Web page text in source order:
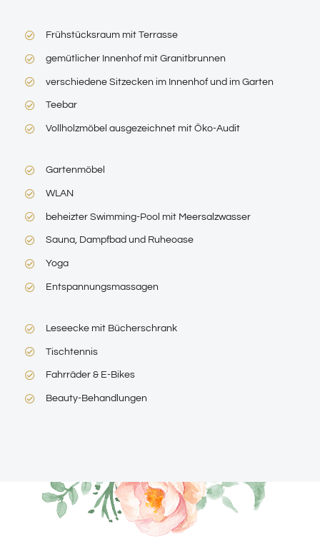
Frühstücksraum mit Terrasse
gemütlicher Innenhof mit Granitbrunnen
verschiedene Sitzecken im Innenhof und im Garten
Teebar
Vollholzmöbel ausgezeichnet mit Öko-Audit
Gartenmöbel
WLAN
beheizter Swimming-Pool mit Meersalzwasser
Sauna, Dampfbad und Ruheoase
Yoga
Entspannungsmassagen
Leseecke mit Bücherschrank
Tischtennis
Fahrräder & E-Bikes
Beauty-Behandlungen